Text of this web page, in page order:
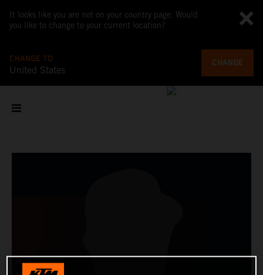
It looks like you are not on your country page. Would
you like to change to your current location?
CHANGE TO
United States
CHANGE